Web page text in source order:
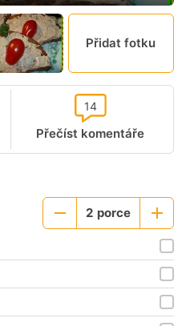
Přidat fotku
Přečíst komentáře
14
Menší
2 porce
Větší
porce